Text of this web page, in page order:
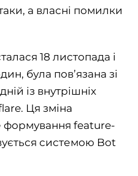
а власні помилки
18 листопада і
була пов’язана зі
із внутрішніх
Ця зміна
feature-
системою Bot